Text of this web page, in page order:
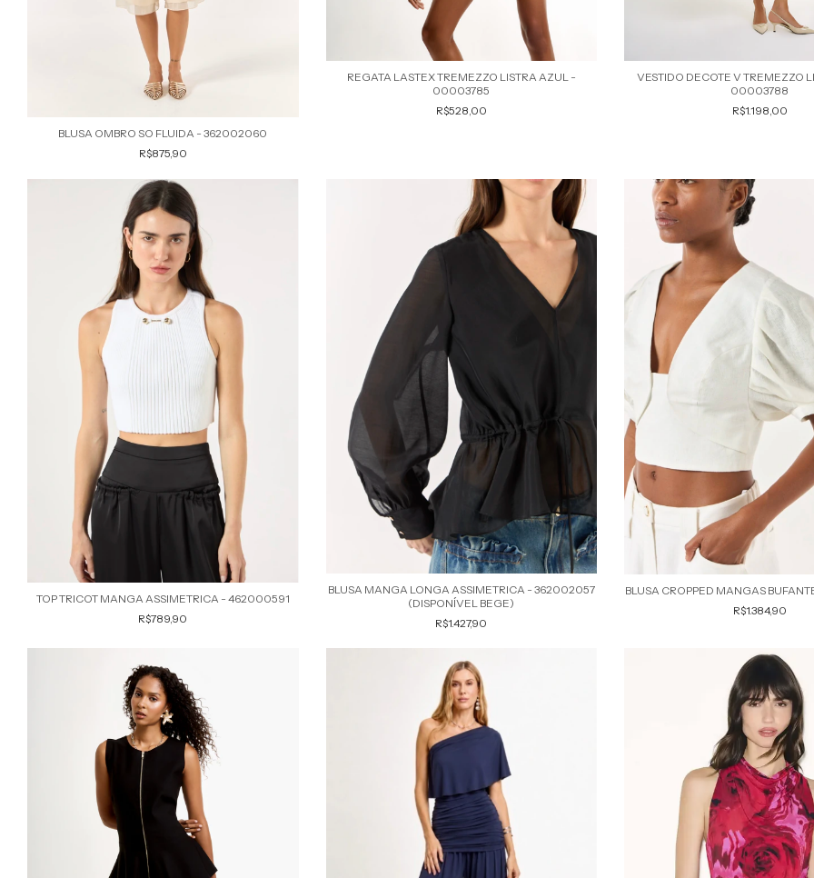
BLUSA OMBRO SO FLUIDA - 362002060
R$875,90
REGATA LASTEX TREMEZZO LISTRA AZUL -
00003785
R$528,00
VESTIDO DECOTE V TREMEZZO
00003788
R$1.198,00
TOP TRICOT MANGA ASSIMETRICA - 462000591
R$789,90
BLUSA MANGA LONGA ASSIMETRICA - 362002057
(DISPONÍVEL BEGE)
R$1.427,90
BLUSA CROPPED MANGAS
R$1.384,90